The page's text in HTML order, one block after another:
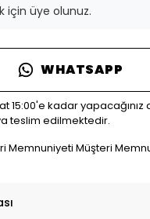
için üye olunuz.
WHATSAPP
15:00'e kadar yapacağınız
teslim edilmektedir.
Memnuniyeti Müşteri